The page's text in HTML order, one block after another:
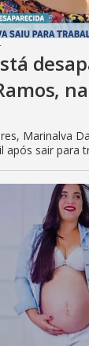
Marinalva
após sair para